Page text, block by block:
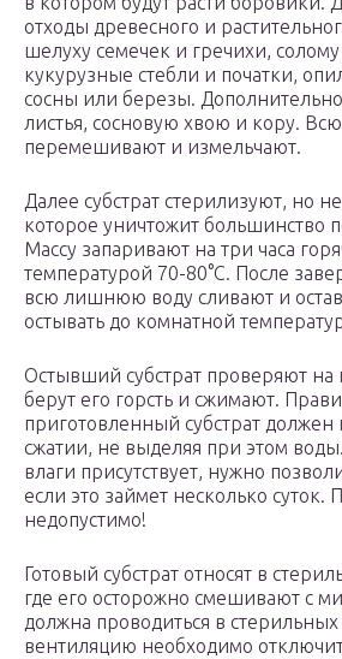
отходы древесного и
шелуху семечек и гречихи,
кукурузные стебли и початки,
сосны или березы.
листья, сосновую хвою и кору.
перемешивают и измельчают.
Далее субстрат стерилизуют, но
которое уничтожит большинство
Массу запаривают на три часа
температурой 70-80°С. После
всю лишнюю воду сливают и
остывать до комнатной
Остывший субстрат проверяют на
берут его горсть и сжимают.
приготовленный субстрат
сжатии, не выделяя при этом
влаги присутствует, нужно
если это займет несколько суток.
недопустимо!
Готовый субстрат относят в
где его осторожно смешивают с
должна проводиться в стерильных
вентиляцию необходимо